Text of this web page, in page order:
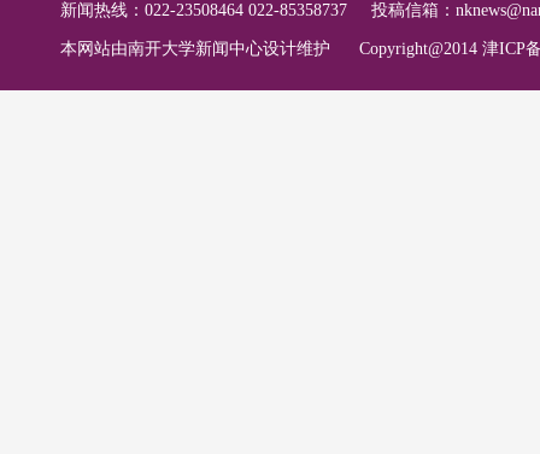
新闻热线：022-23508464 022-85358737 投稿信箱：
本网站由南开大学新闻中心设计维护 Copyright@2014 津ICP